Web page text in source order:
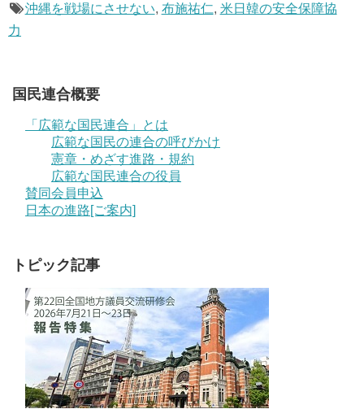
沖縄を戦場にさせない, 布施祐仁, 米日韓の安全保障協
力
国民連合概要
「広範な国民連合」とは
広範な国民の連合の呼びかけ
憲章・めざす進路・規約
広範な国民連合の役員
賛同会員申込
日本の進路[ご案内]
トピック記事